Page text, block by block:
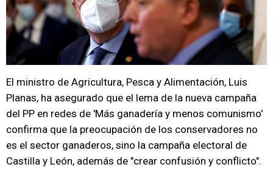
El ministro de Agricultura, Pesca y Alimentación, Luis
Planas, ha asegurado que el lema de la nueva campaña
del PP en redes de 'Más ganadería y menos comunismo'
confirma que la preocupación de los conservadores no
es el sector ganaderos, sino la campaña electoral de
Castilla y León, además de "crear confusión y conflicto".